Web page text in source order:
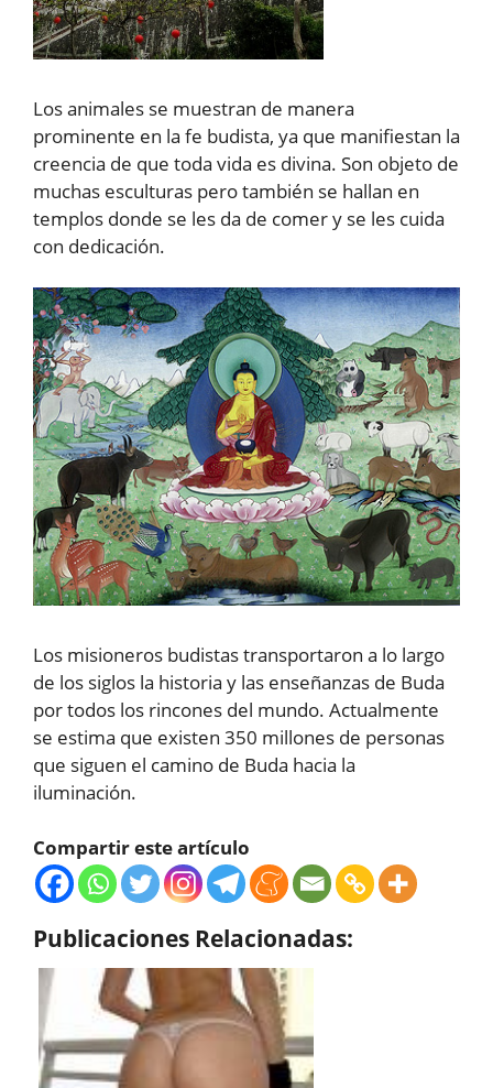
Los animales se muestran de manera
prominente en la fe budista, ya que manifiestan la
creencia de que toda vida es divina. Son objeto de
muchas esculturas pero también se hallan en
templos donde se les da de comer y se les cuida
con dedicación.
Los misioneros budistas transportaron a lo largo
de los siglos la historia y las enseñanzas de Buda
por todos los rincones del mundo. Actualmente
se estima que existen 350 millones de personas
que siguen el camino de Buda hacia la
iluminación.
Compartir este artículo
Publicaciones Relacionadas: